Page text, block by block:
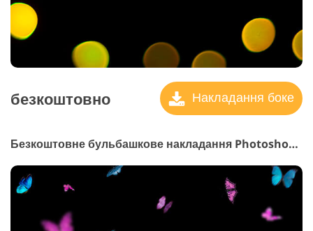
безкоштовно Накладання боке
Безкоштовне бульбашкове накладання Photoshop #32 "Butterfly"